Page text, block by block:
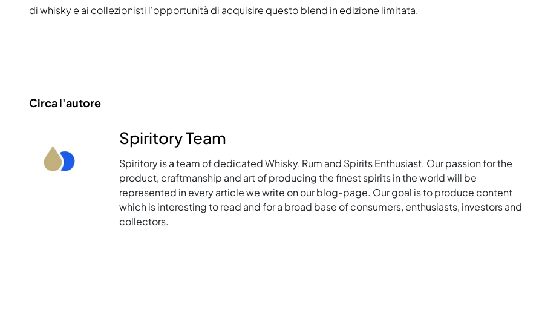
di whisky e ai collezionisti l'opportunità di acquisire questo blend in edizione limitata.
Circa l'autore
Spiritory Team
Spiritory is a team of dedicated Whisky, Rum and Spirits Enthusiast. Our passion for the
product, craftmanship and art of producing the finest spirits in the world will be
represented in every article we write on our blog-page. Our goal is to produce content
which is interesting to read and for a broad base of consumers, enthusiasts, investors and
collectors.